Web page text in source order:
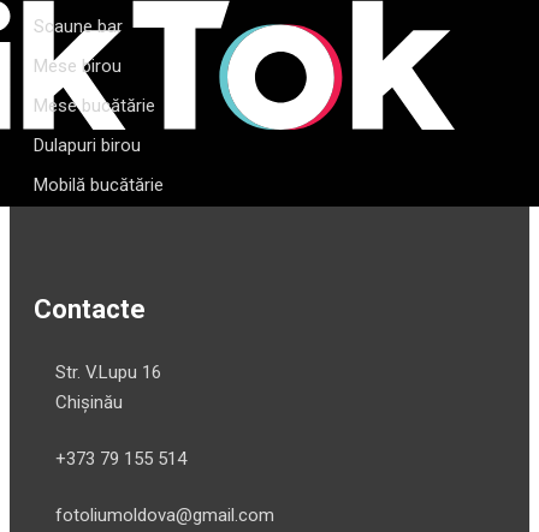
Scaune bar
Mese birou
Mese bucătărie
Dulapuri birou
Mobilă bucătărie
Contacte
Str. V.Lupu 16
Chișinău
+373 79 155 514
fotoliumoldova@gmail.com